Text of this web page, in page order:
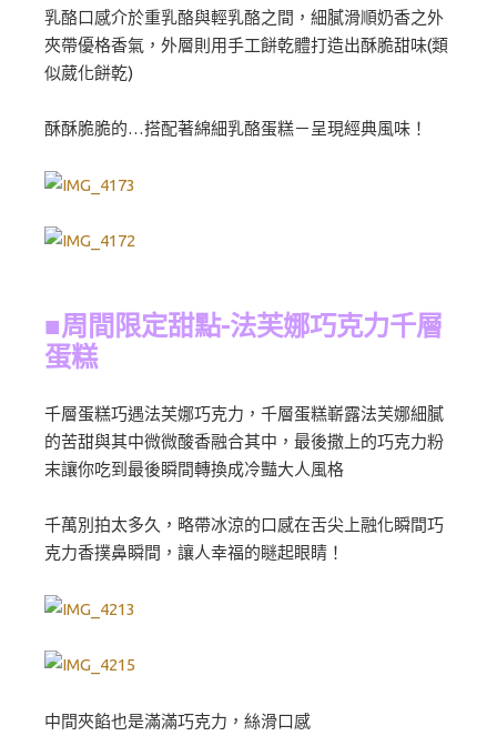
乳酪口感介於重乳酪與輕乳酪之間，細膩滑順奶香之外
夾帶優格香氣，外層則用手工餅乾體打造出酥脆甜味(類
似葳化餅乾)
酥酥脆脆的…搭配著綿細乳酪蛋糕－呈現經典風味！
■周間限定甜點-法芙娜巧克力千層
蛋糕
千層蛋糕巧遇法芙娜巧克力，千層蛋糕嶄露法芙娜細膩
的苦甜與其中微微酸香融合其中，最後撒上的巧克力粉
末讓你吃到最後瞬間轉換成冷豔大人風格
千萬別拍太多久，略帶冰涼的口感在舌尖上融化瞬間巧
克力香撲鼻瞬間，讓人幸福的瞇起眼睛！
中間夾餡也是滿滿巧克力，絲滑口感